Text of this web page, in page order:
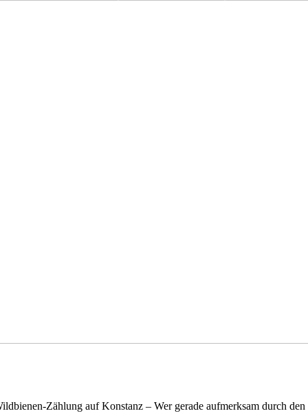
Zählung auf Konstanz – Wer gerade aufmerksam durch